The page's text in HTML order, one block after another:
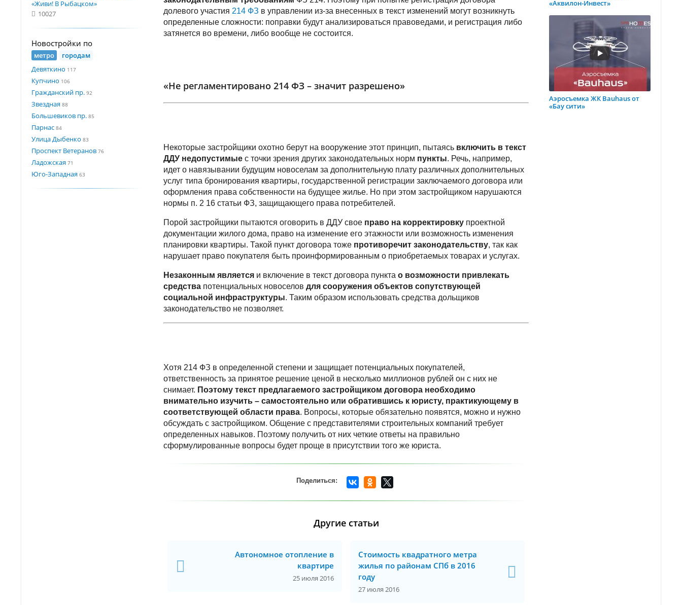
«Живи! В Рыбацком»
10027
Новостройки по
метро
городам
Девяткино 117
Купчино 106
Гражданский пр. 92
Звездная 88
Большевиков пр. 85
Парнас 84
Улица Дыбенко 83
Проспект Ветеранов 76
Ладожская 71
Юго-Западная 63
долевого участия 214 ФЗ в управлении из-за внесенных в текст изменений могут возникнуть
определенные сложности: поправки будут анализироваться правоведами, и регистрация либо
затянется во времени, либо вообще не состоится.
«Не регламентировано 214 ФЗ – значит разрешено»
Некоторые застройщики охотно берут на вооружение этот принцип, пытаясь включить в текст
ДДУ недопустимые с точки зрения других законодательных норм пункты. Речь, например,
идет о навязывании будущим новоселам за дополнительную плату различных дополнительных
услуг типа бронирования квартиры, государственной регистрации заключаемого договора или
оформления права собственности на будущее жилье. Но при этом застройщиком нарушаются
нормы п. 2 16 статьи ФЗ, защищающего права потребителей.
Порой застройщики пытаются оговорить в ДДУ свое право на корректировку проектной
документации жилого дома, право на изменение его этажности или возможность изменения
планировки квартиры. Такой пункт договора тоже противоречит законодательству, так как
нарушает право покупателя быть проинформированным о приобретаемых товарах и услугах.
Незаконным является и включение в текст договора пункта о возможности привлекать
средства потенциальных новоселов для сооружения объектов сопутствующей
социальной инфраструктуры. Таким образом использовать средства дольщиков
законодательство не позволяет.
Хотя 214 ФЗ в определенной степени и защищает потенциальных покупателей,
ответственность за принятое решение ценой в несколько миллионов рублей он с них не
снимает. Поэтому текст предлагаемого застройщиком договора необходимо
внимательно изучить – самостоятельно или обратившись к юристу, практикующему в
соответствующей области права. Вопросы, которые обязательно появятся, можно и нужно
обсуждать с застройщиком. Общение с представителями строительных компаний требует
определенных навыков. Поэтому получить от них четкие ответы на правильно
сформулированные вопросы будет проще в присутствии того же юриста.
Другие статьи
Автономное отопление в
квартире
25 июля 2016
Стоимость квадратного метра
жилья по районам СПб в 2016
году
27 июля 2016
«Аквилон-Инвест»
Аэросъемка ЖК Bauhaus от
«Бау сити»